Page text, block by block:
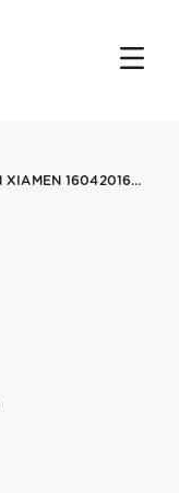
WORLD TOUR MIN XIAMEN 16042016 XIAMEN